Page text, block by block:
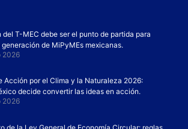
del T-MEC debe ser el punto de partida para
de MiPyMEs mexicanas.
2026
Acción por el Clima y la Naturaleza 2026:
decide convertir las ideas en acción.
2026